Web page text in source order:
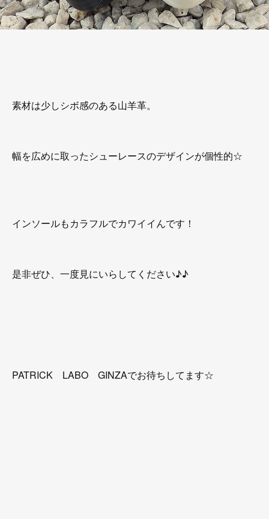
素材は少しシボ感のある山羊革。
幅を広めに取ったシューレースのデザインが個性的☆
インソールもカラフルでカワイイんです！
是非ぜひ、一度見にいらしてください♪♪
PATRICK LABO GINZAでお待ちしてます☆